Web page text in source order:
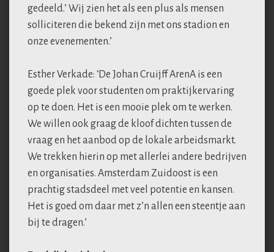
gedeeld.’ Wij zien het als een plus als mensen
solliciteren die bekend zijn met ons stadion en
onze evenementen.’
Esther Verkade: ‘De Johan Cruijff ArenA is een
goede plek voor studenten om praktijkervaring
op te doen. Het is een mooie plek om te werken.
We willen ook graag de kloof dichten tussen de
vraag en het aanbod op de lokale arbeidsmarkt.
We trekken hierin op met allerlei andere bedrijven
en organisaties. Amsterdam Zuidoost is een
prachtig stadsdeel met veel potentie en kansen.
Het is goed om daar met z’n allen een steentje aan
bij te dragen.’